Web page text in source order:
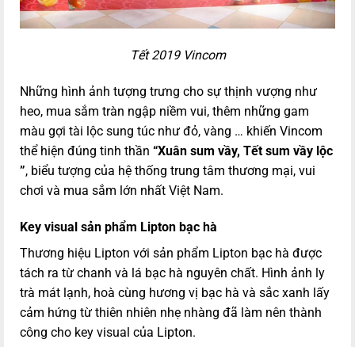
Tết 2019 Vincom
Những hình ảnh tượng trưng cho sự thịnh vượng như
heo, mua sắm tràn ngập niềm vui, thêm những gam
màu gợi tài lộc sung túc như đỏ, vàng … khiến Vincom
thể hiện đúng tinh thần “Xuân sum vầy, Tết sum vầy lộc
”, biểu tượng của hệ thống trung tâm thương mại, vui
chơi và mua sắm lớn nhất Việt Nam.
Key visual sản phẩm Lipton bạc hà
Thương hiệu Lipton với sản phẩm Lipton bạc hà được
tách ra từ chanh và lá bạc hà nguyên chất. Hình ảnh ly
trà mát lạnh, hoà cùng hương vị bạc hà và sắc xanh lấy
cảm hứng từ thiên nhiên nhẹ nhàng đã làm nên thành
công cho key visual của Lipton.